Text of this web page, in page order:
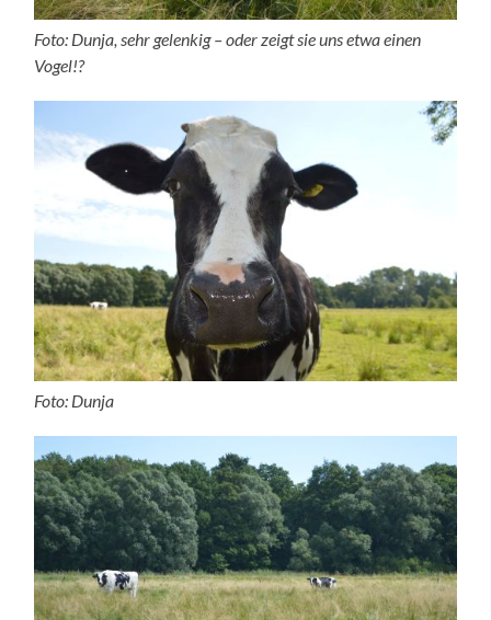
Foto: Dunja, sehr gelenkig – oder zeigt sie uns etwa einen
Vogel!?
Foto: Dunja